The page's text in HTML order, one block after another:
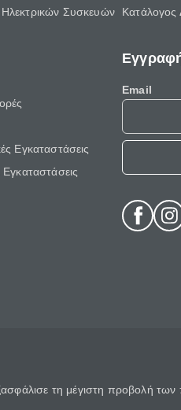
Συσκευών
Εγκαταστάσεις
Εγκαταστάσεις
Κατάλογος
Email
τη μέγιστη προβολή των